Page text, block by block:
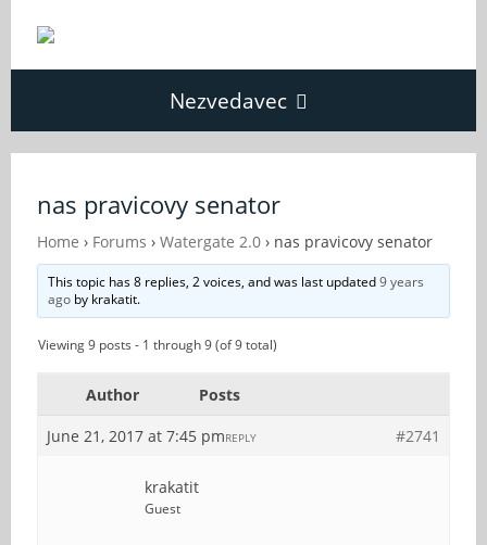
Nezvedavec
Fórum
nas pravicovy senator
Home › Forums › Watergate 2.0 › nas pravicovy senator
This topic has 8 replies, 2 voices, and was last updated9 years
ago by krakatit.
Viewing 9 posts - 1 through 9 (of 9 total)
Author
Posts
June 21, 2017 at 7:45 pm
#2741
REPLY
krakatit
Guest